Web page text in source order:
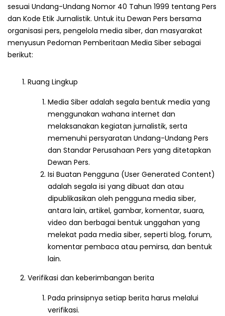
sesuai Undang-Undang Nomor 40 Tahun 1999 tentang Pers
dan Kode Etik Jurnalistik. Untuk itu Dewan Pers bersama
organisasi pers, pengelola media siber, dan masyarakat
menyusun Pedoman Pemberitaan Media Siber sebagai
berikut:
Ruang Lingkup
Media Siber adalah segala bentuk media yang
menggunakan wahana internet dan
melaksanakan kegiatan jurnalistik, serta
memenuhi persyaratan Undang-Undang Pers
dan Standar Perusahaan Pers yang ditetapkan
Dewan Pers.
Isi Buatan Pengguna (User Generated Content)
adalah segala isi yang dibuat dan atau
dipublikasikan oleh pengguna media siber,
antara lain, artikel, gambar, komentar, suara,
video dan berbagai bentuk unggahan yang
melekat pada media siber, seperti blog, forum,
komentar pembaca atau pemirsa, dan bentuk
lain.
Verifikasi dan keberimbangan berita
Pada prinsipnya setiap berita harus melalui
verifikasi.